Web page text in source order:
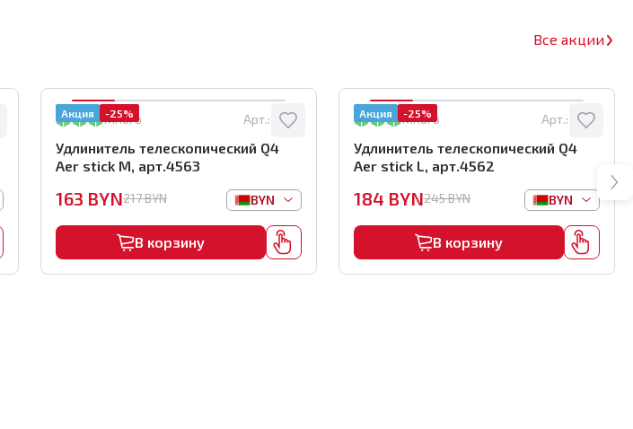
Все акции
Много Арт.: 4563
Акция -25%
Удлинитель телескопический Q4
Aer stick M, арт.4563
163 BYN217BYN BYN
В корзину
Много Арт.: 4562
Акция -25%
Удлинитель телескопический Q4
Aer stick L, арт.4562
184 BYN245BYN BYN
В корзину